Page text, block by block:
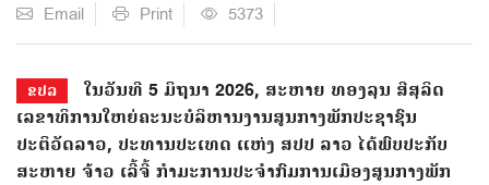
Email
Print 5373
ຂປລ
ໃນວັນທີ 5 ມິຖຸນາ 2026, ສະຫາຍ ທອງລຸນ ສີສຸລິດ
ເລຂາທິການໃຫຍ່ຄະນະບໍລິຫານງານສູນກາງພັກປະຊາຊົນ
ປະຕິວັດລາວ, ປະທານປະເທດ ແຫ່ງ ສປປ ລາວ ໄດ້ພົບປະກັບ
ສະຫາຍ ຈ້າວ ເລີ້ຈີ້ ກໍາມະການປະຈໍາກົມການເມືອງສູນກາງພັກ